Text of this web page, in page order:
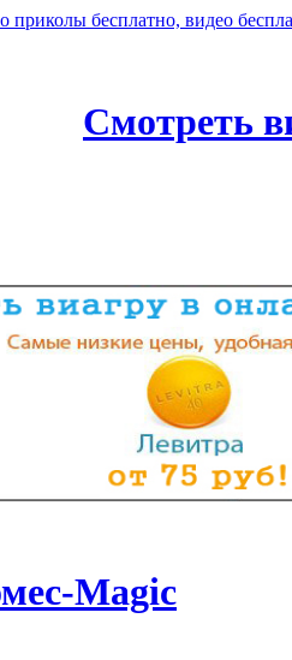
Смотреть
Magic